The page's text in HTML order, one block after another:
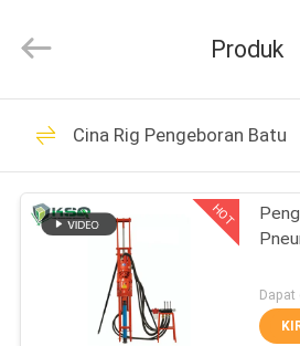
RUMAH
PRODUK
TENTANG
Reserved.
batu
alat
Produk
Cina Rig Pengeboran Batu
HOT